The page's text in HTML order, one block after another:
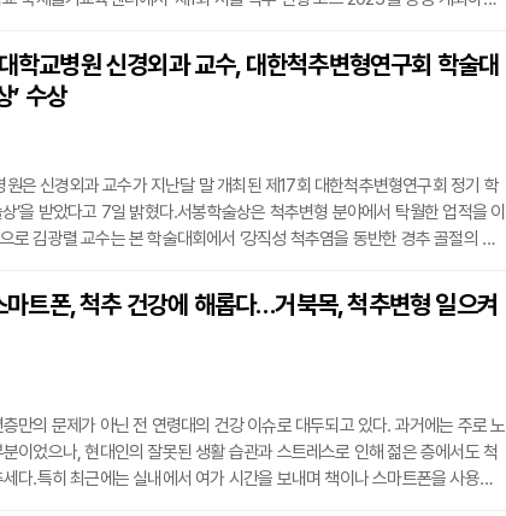
해부 실습을 통한 척추 전 구간 수술 경험 제공에 초점을 맞췄다. 특히, 국내
척추측만증 수술, 시상면 불균형 교정, 두개골~골반 고정술 등 고난도 수술기
학교병원 신경외과 교수, 대한척추변형연구회 학술대
’ 수상
은 신경외과 교수가 지난달 말 개최된 제17회 대한척추변형연구회 정기 학
’을 받았다고 7일 밝혔다.서봉학술상은 척추변형 분야에서 탁월한 업적을 이
로 김광렬 교수는 본 학술대회에서 ‘강직성 척추염을 동반한 경추 골절의 도
김광렬 교수의 연구가 우수 연제로 선정되었으며 이에 서봉 우수 학술상을 수
강직성 척추염에서 경추 골절 환자의 경우 수술 과정이 복잡하고 예후 역시
마트폰, 척추 건강에 해롭다…거북목, 척추변형 일으켜
만의 문제가 아닌 전 연령대의 건강 이슈로 대두되고 있다. 과거에는 주로 노
이었으나, 현대인의 잘못된 생활 습관과 스트레스로 인해 젊은 층에서도 척
다.특히 최근에는 실내에서 여가 시간을 보내며 책이나 스마트폰을 사용할